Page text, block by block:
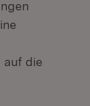
auf die